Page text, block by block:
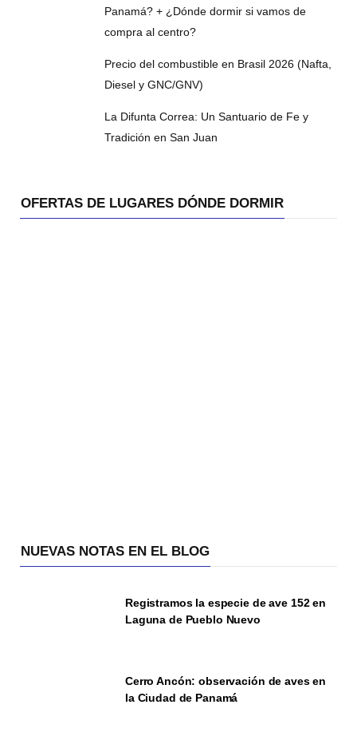
Panamá? + ¿Dónde dormir si vamos de
compra al centro?
Precio del combustible en Brasil 2026 (Nafta,
Diesel y GNC/GNV)
La Difunta Correa: Un Santuario de Fe y
Tradición en San Juan
OFERTAS DE LUGARES DÓNDE DORMIR
NUEVAS NOTAS EN EL BLOG
Registramos la especie de ave 152 en
Laguna de Pueblo Nuevo
Cerro Ancón: observación de aves en
la Ciudad de Panamá